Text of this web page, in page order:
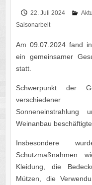
22. Juli 2024
Saisonarbeit
Am 09.07.2024 fand
ein gemeinsamer
statt.
Schwerpunkt der
verschiedener
Weinanbau
Insbesondere
Schutzmaßnahmen
Kleidung, die
Mützen, die